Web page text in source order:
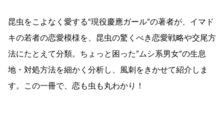
昆虫をこよなく愛する“現役慶應ガール”の著者が、イマド
キの若者の恋愛模様を、昆虫の驚くべき恋愛戦略や交尾方
法にたとえて分類。ちょっと困った”ムシ系男女”の生息
地・対処方法を細かく分析し、風刺をきかせて紹介しま
す。この一冊で、恋も虫も丸わかり！